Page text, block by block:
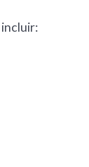
incluir: